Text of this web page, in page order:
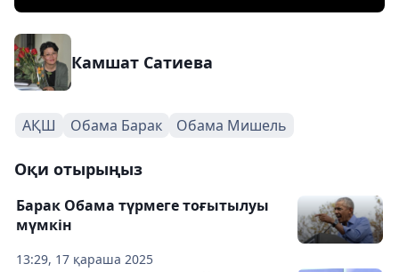
Камшат Сатиева
АҚШ Обама Барак Обама Мишель
Оқи отырыңыз
13:29, 17 қараша 2025
Барак Обама түрмеге тоғытылуы
мүмкін